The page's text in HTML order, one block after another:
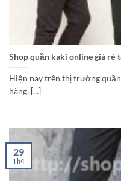
Shop quần kaki online giá rẻ
Hiện nay trên thị trường
hàng, [...]
29
Th4